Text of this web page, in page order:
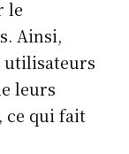
le
Ainsi,
utilisateurs
leurs
ce qui fait